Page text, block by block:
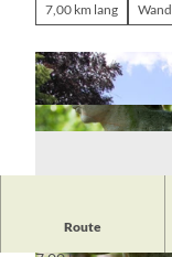
7,00 km lang
Route